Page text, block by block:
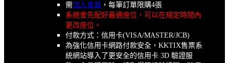
需加入會員 ，每筆訂單限購4張
系統會先配好最適座位，可以在規定時間內
更改座位。
付款方式：信用卡(VISA/MASTER/JCB)
為強化信用卡網路付款安全，KKTIX售票系
統網站導入了更安全的信用卡 3D 驗證服